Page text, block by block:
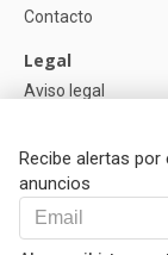
Recibe alertas por
anuncios
Contacto
Legal
Aviso legal
Política de Cookies
Ayuda
Preguntas